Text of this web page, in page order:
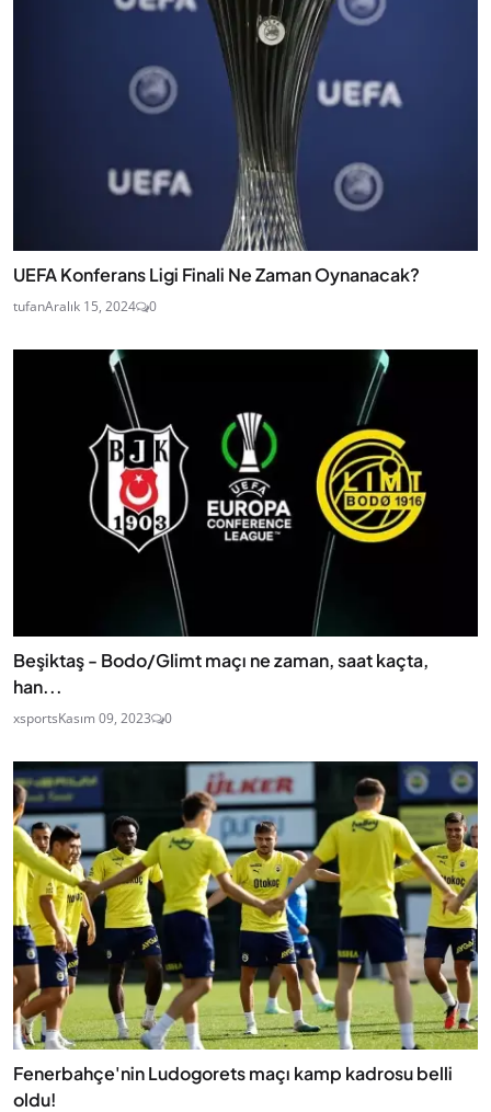
UEFA Konferans Ligi Finali Ne Zaman Oynanacak?
tufanAralık 15, 2024 0
Beşiktaş - Bodo/Glimt maçı ne zaman, saat kaçta,
han...
xsportsKasım 09, 2023 0
Fenerbahçe'nin Ludogorets maçı kamp kadrosu belli
oldu!